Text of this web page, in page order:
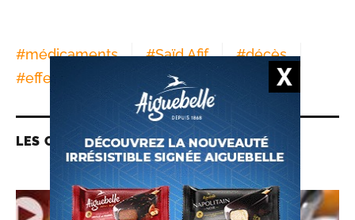
#médicaments #Saïd Afif #décès
#effets cutanés
LES CONTENUS LIÉS